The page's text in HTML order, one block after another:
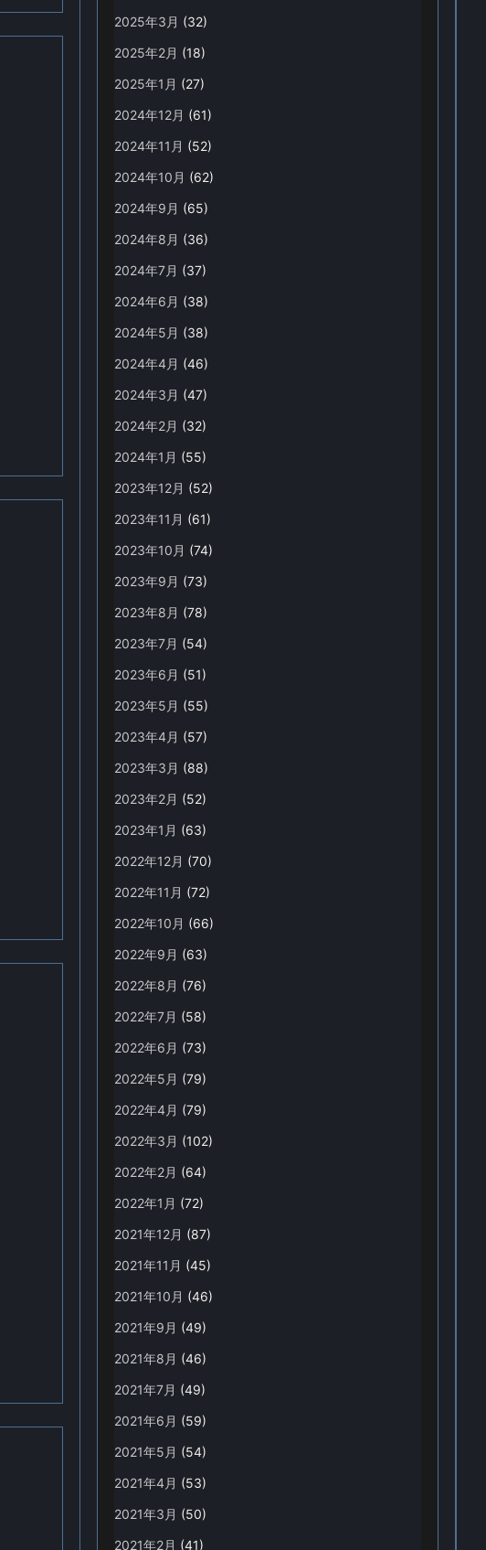
2025年3月 (32)
2025年2月 (18)
2025年1月 (27)
2024年12月 (61)
2024年11月 (52)
2024年10月 (62)
2024年9月 (65)
2024年8月 (36)
2024年7月 (37)
2024年6月 (38)
2024年5月 (38)
2024年4月 (46)
2024年3月 (47)
2024年2月 (32)
2024年1月 (55)
2023年12月 (52)
2023年11月 (61)
2023年10月 (74)
2023年9月 (73)
2023年8月 (78)
2023年7月 (54)
2023年6月 (51)
2023年5月 (55)
2023年4月 (57)
2023年3月 (88)
2023年2月 (52)
2023年1月 (63)
2022年12月 (70)
2022年11月 (72)
2022年10月 (66)
2022年9月 (63)
2022年8月 (76)
2022年7月 (58)
2022年6月 (73)
2022年5月 (79)
2022年4月 (79)
2022年3月 (102)
2022年2月 (64)
2022年1月 (72)
2021年12月 (87)
2021年11月 (45)
2021年10月 (46)
2021年9月 (49)
2021年8月 (46)
2021年7月 (49)
2021年6月 (59)
2021年5月 (54)
2021年4月 (53)
2021年3月 (50)
2021年2月 (41)